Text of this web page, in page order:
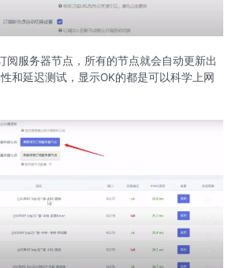
服务器节点，所有的节点就会自动更新出
和延迟测试，显示OK的都是可以科学上网